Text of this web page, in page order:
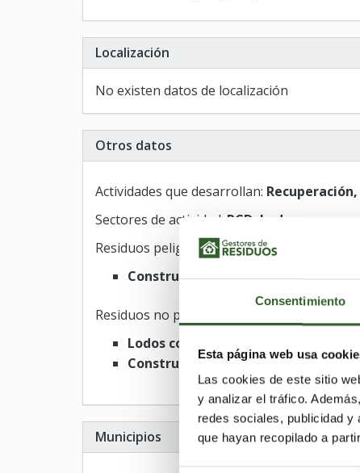
Consentimiento
Esta página web usa
Las cookies de este sitio
y analizar el tráfico.
redes sociales, publicidad y
que hayan recopilado a
Localización
No existen datos de localización
Otros datos
Actividades que desarrollan:
Sectores de actividad: RCD, Lodos
Residuos peligrosos
Construcción y demolición
Residuos no peligrosos
Lodos comunes
Construcción y demolición
Municipios